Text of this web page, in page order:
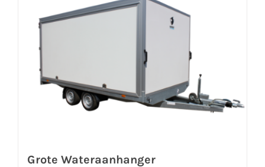
Grote Wateraanhanger